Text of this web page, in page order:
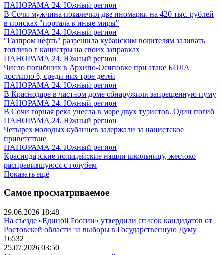
ПАНОРАМА 24. Южный регион
В Сочи мужчина покалечил две иномарки на 420 тыс. рублей
в поисках "портала в иные миры"
ПАНОРАМА 24. Южный регион
"Газпром нефть" разрешила кубанским водителям заливать
топливо в канистры на своих заправках
ПАНОРАМА 24. Южный регион
Число погибших в Архипо-Осиповке при атаке БПЛА
достигло 6, среди них трое детей
ПАНОРАМА 24. Южный регион
В Краснодаре в частном доме обнаружили запрещенную пуму
ПАНОРАМА 24. Южный регион
В Сочи горная река унесла в море двух туристов. Один погиб
ПАНОРАМА 24. Южный регион
Четырех молодых кубанцев задержали за нацистское
приветствие
ПАНОРАМА 24. Южный регион
Краснодарские полицейские нашли школьницу, жестоко
расправившуюся с голубем
Показать ещё
Самое просматриваемое
29.06.2026 18:48
На съезде «Единой России» утвердили список кандидатов от
Ростовской области на выборы в Государственную Думу
16532
25.07.2026 03:50